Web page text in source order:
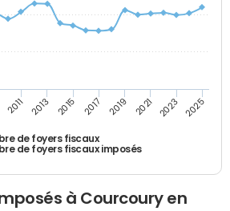
de foyers fiscaux
de foyers fiscaux imposés
2011 2013 2015 2017 2019 2021 2023 2025
à Courcoury en